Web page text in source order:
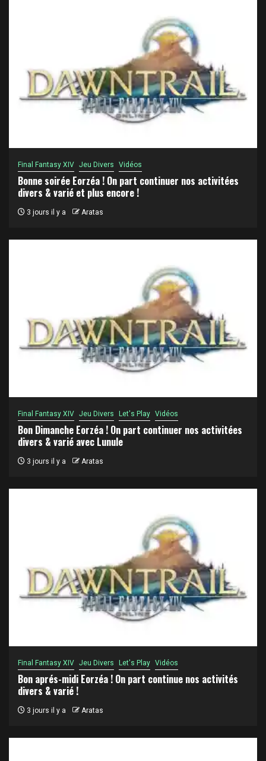
Final Fantasy XIV Jeu Divers Vidéos
Bonne soirée Eorzéa ! On part continuer nos activitées
divers & varié et plus encore !
3 jours il y a Aratas
Final Fantasy XIV Jeu Divers Let's Play Vidéos
Bon Dimanche Eorzéa ! On part continuer nos activitées
divers & varié avec Lunule
3 jours il y a Aratas
Final Fantasy XIV Jeu Divers Let's Play Vidéos
Bon aprés-midi Eorzéa ! On part continue nos activités
divers & varié !
3 jours il y a Aratas